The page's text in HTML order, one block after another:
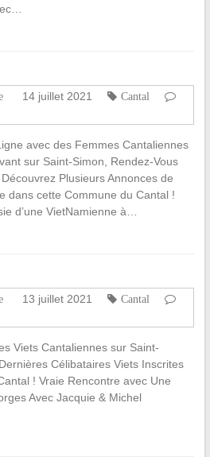
14 juillet 2021
Cantal
avec des Femmes Cantaliennes
sur Saint-Simon, Rendez-Vous
Plusieurs Annonces de
dans cette Commune du Cantal !
d’une VietNamienne à…
13 juillet 2021
Cantal
Viets Cantaliennes sur Saint-
Célibataires Viets Inscrites
! Vraie Rencontre avec Une
Avec Jacquie & Michel